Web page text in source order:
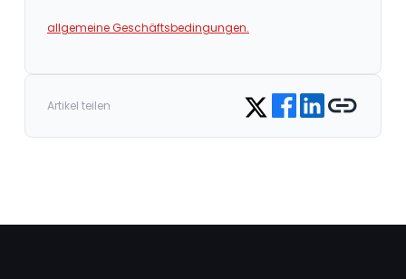
allgemeine Geschäftsbedingungen.
Artikel teilen Share on Twitter
Share on Facebook
Share on LinkedIn
Copy link